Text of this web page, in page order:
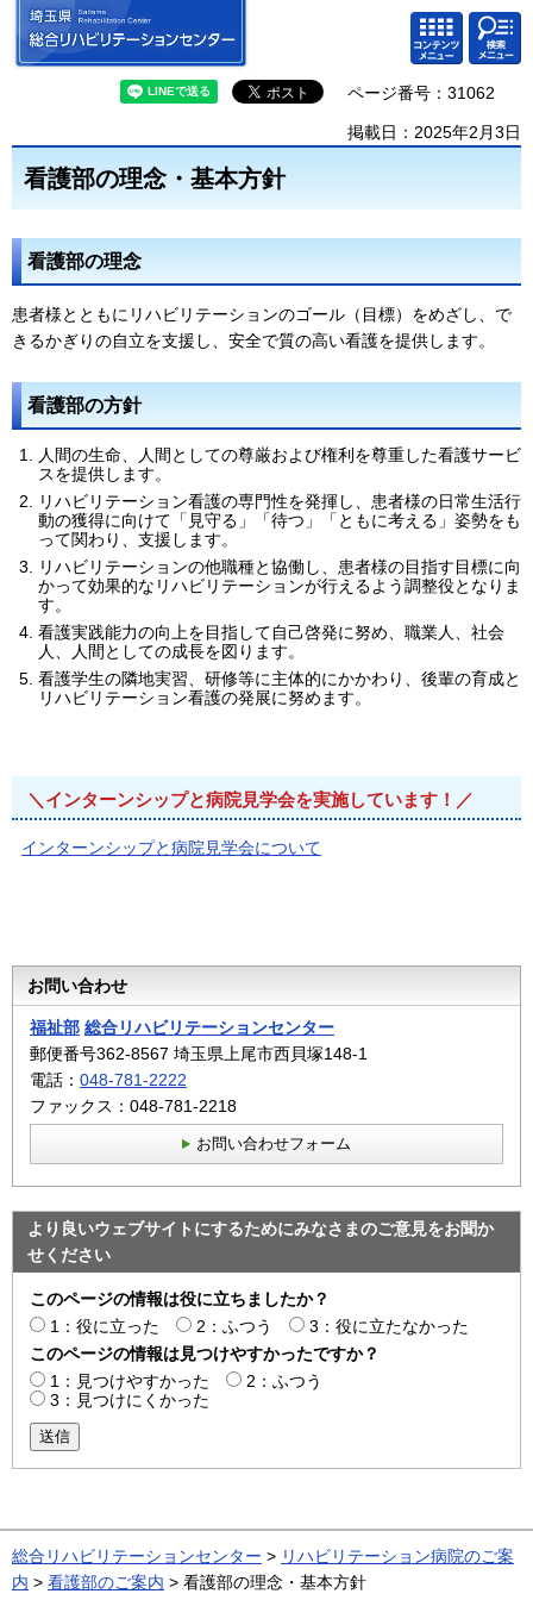
埼玉県 総合リハビリテーション
センター
コンテ
ンツメ
ニュー
検索・
共通メ
ニュー
ページ番号：31062
掲載日：2025年2月3日
看護部の理念・基本方針
看護部の理念
患者様とともにリハビリテーションのゴール（目標）をめざし、で
きるかぎりの自立を支援し、安全で質の高い看護を提供します。
看護部の方針
人間の生命、人間としての尊厳および権利を尊重した看護サービ
スを提供します。
リハビリテーション看護の専門性を発揮し、患者様の日常生活行
動の獲得に向けて「見守る」「待つ」「ともに考える」姿勢をも
って関わり、支援します。
リハビリテーションの他職種と協働し、患者様の目指す目標に向
かって効果的なリハビリテーションが行えるよう調整役となりま
す。
看護実践能力の向上を目指して自己啓発に努め、職業人、社会
人、人間としての成長を図ります。
看護学生の隣地実習、研修等に主体的にかかわり、後輩の育成と
リハビリテーション看護の発展に努めます。
＼ インターンシップと病院見学会を実施しています！ ／
インターンシップと病院見学会について
お問い合わせ
福祉部 総合リハビリテーションセンター
郵便番号362-8567 埼玉県上尾市西貝塚148-1
電話： 048-781-2222
ファックス：048-781-2218
お問い合わせフォーム
より良いウェブサイトにするためにみなさまのご意見をお聞か
せください
このページの情報は役に立ちましたか？
1：役に立った
2：ふつう
3：役に立たなかった
このページの情報は見つけやすかったですか？
1：見つけやすかった
2：ふつう
3：見つけにくかった
送信
総合リハビリテーションセンター > リハビリテーション病院のご案
内 > 看護部のご案内 > 看護部の理念・基本方針